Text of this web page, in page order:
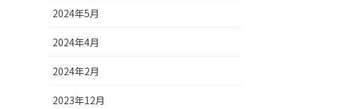
2024年5月
2024年4月
2024年2月
2023年12月